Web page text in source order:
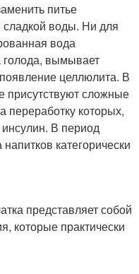
питье
сладкой воды. Ни для
вода
голода, вымывает
целлюлита. В
присутствуют сложные
которых,
В период
категорически
представляет собой
которые практически